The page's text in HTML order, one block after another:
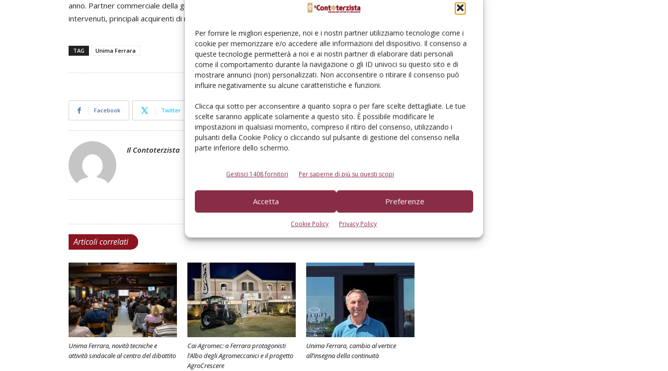
Per fornire le migliori esperienze, noi e i nostri partner utilizziamo tecnologie come i
cookie per memorizzare e/o accedere alle informazioni del dispositivo. Il consenso a
queste tecnologie permetterà a noi e ai nostri partner di elaborare dati personali
come il comportamento durante la navigazione o gli ID univoci su questo sito e di
mostrare annunci (non) personalizzati. Non acconsentire o ritirare il consenso può
influire negativamente su alcune caratteristiche e funzioni.
Clicca qui sotto per acconsentire a quanto sopra o per fare scelte dettagliate. Le tue
scelte saranno applicate solamente a questo sito. È possibile modificare le
impostazioni in qualsiasi momento, compreso il ritiro del consenso, utilizzando i
pulsanti della Cookie Policy o cliccando sul pulsante di gestione del consenso nella
parte inferiore dello schermo.
Gestisci 1408 fornitori Per saperne di più su questi scopi
Accetta Preferenze
Cookie Policy Privacy Policy
anno. Partner commerciale della giornata è stata Reni macchine srl, che ha presentato agli
intervenuti, principali acquirenti di macchine agricole innovative e sostenibili, i propri marchi.
TAG Unima Ferrara
Facebook Twitter Linkedin Pinterest Email
Il Contoterzista
Articoli correlati
Unima Ferrara, novità tecniche e
attività sindacale al centro del dibattito
Cai Agromec: a Ferrara protagonisti
l’Albo degli Agromeccanici e il progetto
AgroCrescere
Unima Ferrara, cambio al vertice
all’insegna della continuità